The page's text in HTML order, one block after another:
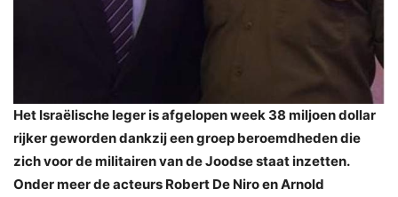
Het Israëlische leger is afgelopen week 38 miljoen dollar
rijker geworden dankzij een groep beroemdheden die
zich voor de militairen van de Joodse staat inzetten.
Onder meer de acteurs Robert De Niro en Arnold